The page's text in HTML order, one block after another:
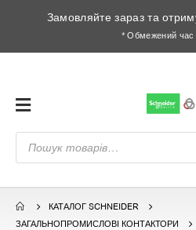
Замовляйте зараз та
* Обмежений час
Пошук
товарів
КАТАЛОГ SCHNEIDER
ЗАГАЛЬНОПРОМИСЛОВІ КОНТАКТОРИ